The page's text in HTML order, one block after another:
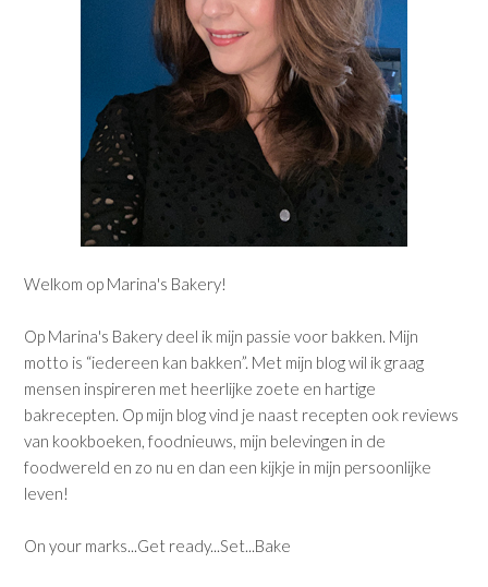
Welkom op Marina's Bakery!
Op Marina's Bakery deel ik mijn passie voor bakken. Mijn
motto is “iedereen kan bakken”. Met mijn blog wil ik graag
mensen inspireren met heerlijke zoete en hartige
bakrecepten. Op mijn blog vind je naast recepten ook reviews
van kookboeken, foodnieuws, mijn belevingen in de
foodwereld en zo nu en dan een kijkje in mijn persoonlijke
leven!
On your marks...Get ready...Set...Bake